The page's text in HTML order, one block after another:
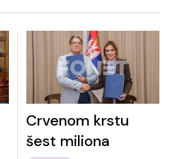
Crvenom krstu
šest miliona